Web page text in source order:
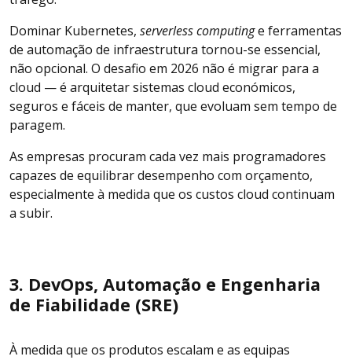
Dominar Kubernetes, serverless computinge ferramentas
de automação de infraestrutura tornou-se essencial,
não opcional. O desafio em 2026 não é migrar para a
cloud — é arquitetar sistemas cloud económicos,
seguros e fáceis de manter, que evoluam sem tempo de
paragem.
As empresas procuram cada vez mais programadores
capazes de equilibrar desempenho com orçamento,
especialmente à medida que os custos cloud continuam
a subir.
3. DevOps, Automação e Engenharia
de Fiabilidade (SRE)
À medida que os produtos escalam e as equipas